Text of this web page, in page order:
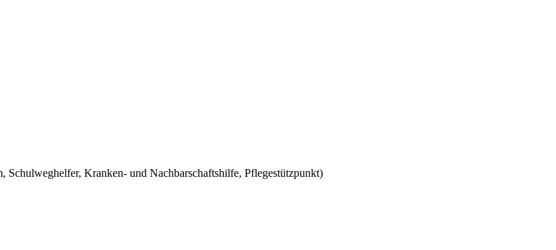
Kranken- und Nachbarschaftshilfe, Pflegestützpunkt)